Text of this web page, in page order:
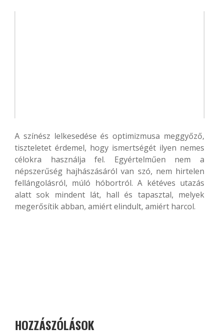
A színész lelkesedése és optimizmusa meggyőző,
tiszteletet érdemel, hogy ismertségét ilyen nemes
célokra használja fel. Egyértelműen nem a
népszerűség hajhászásáról van szó, nem hirtelen
fellángolásról, múló hóbortról. A kétéves utazás
alatt sok mindent lát, hall és tapasztal, melyek
megerősítik abban, amiért elindult, amiért harcol.
HOZZÁSZÓLÁSOK